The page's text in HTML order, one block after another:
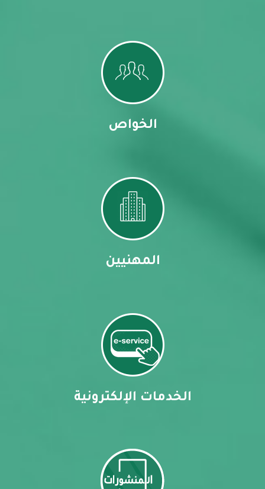
الخواص
المهنيين
الخدمات الإلكترونية